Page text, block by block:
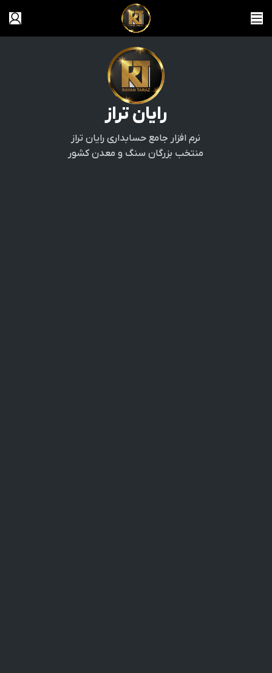
رایان تراز
نرم افزار جامع حسابداری رایان تراز
منتخب بزرگان سنگ و معدن کشور